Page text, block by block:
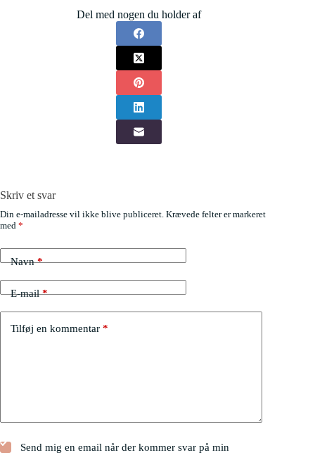
Del med nogen du holder af
Skriv et svar
Din e-mailadresse vil ikke blive publiceret. Krævede felter er markeret
med *
Navn*
E-mail*
Tilføj en kommentar *
Send mig en email når der kommer svar på min